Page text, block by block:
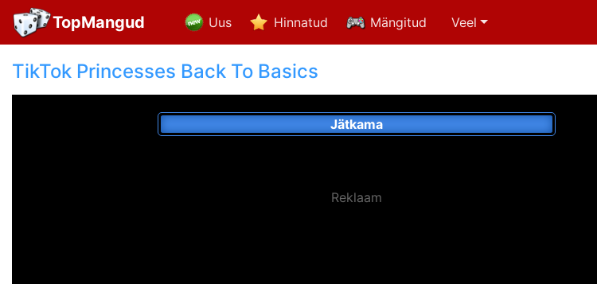
TopMangud Uus Hinnatud Mängitud Veel
TikTok Princesses Back To Basics
Jätkama
Reklaam